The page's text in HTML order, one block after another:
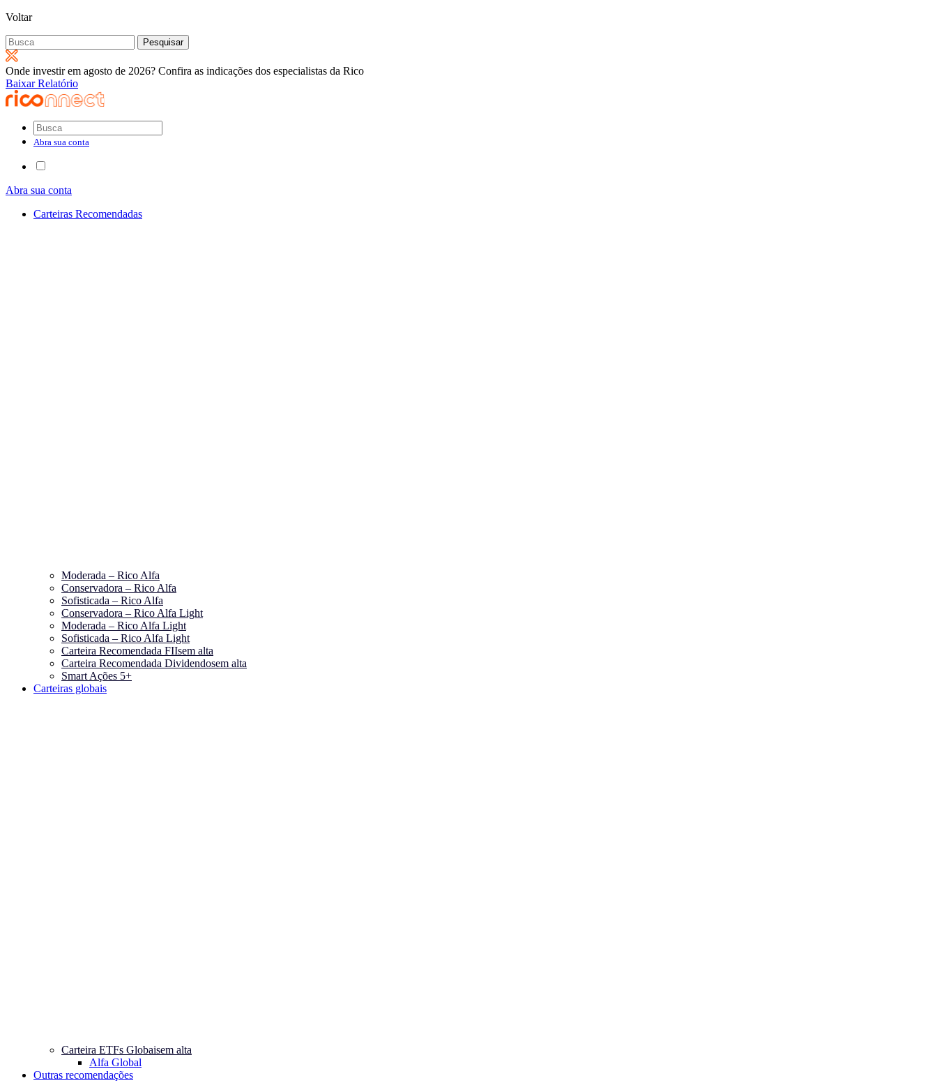
Voltar
Pesquisar
por:
Onde investir em agosto de 2026? Confira as indicações dos especialistas da Rico
Baixar Relatório
Abra sua conta
Abra sua conta
Carteiras Recomendadas
Moderada – Rico Alfa
Conservadora – Rico Alfa
Sofisticada – Rico Alfa
Conservadora – Rico Alfa Light
Moderada – Rico Alfa Light
Sofisticada – Rico Alfa Light
Carteira Recomendada FIIsem alta
Carteira Recomendada Dividendosem alta
Smart Ações 5+
Carteiras globais
Carteira ETFs Globaisem alta
Alfa Global
Outras recomendações